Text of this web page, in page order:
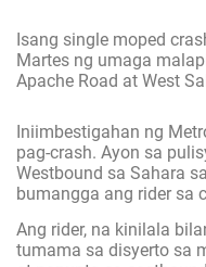
Isang single moped
Martes ng umaga
Apache Road at West
Iniimbestigahan ng
pag-crash. Ayon sa
Westbound sa Sahara
bumangga ang rider sa
Ang rider, na kinilala
tumama sa disyerto sa